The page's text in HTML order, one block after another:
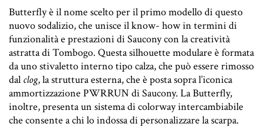
Butterfly è il nome scelto per il primo modello di questo
nuovo sodalizio, che unisce il know- how in termini di
funzionalità e prestazioni di Saucony con la creatività
astratta di Tombogo. Questa silhouette modulare è formata
da unostivaletto interno tipocalza, che può essere rimosso
dal clog, la struttura esterna, che è posta sopra l’iconica
ammortizzazione PWRRUN di Saucony. La Butterfly,
inoltre, presenta un sistema di colorway intercambiabile
che consente a chi lo indossa di personalizzare la scarpa.